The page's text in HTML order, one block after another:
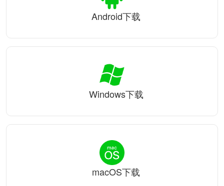
Android下载
Windows下载
macOS下载